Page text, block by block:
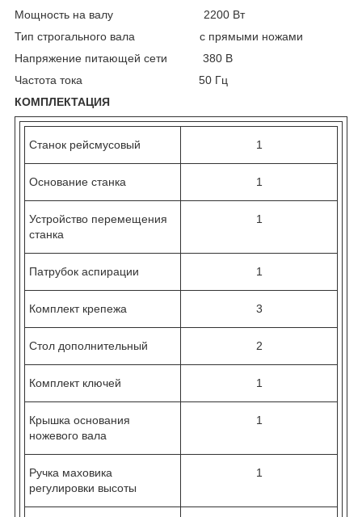
Мощность на валу 2200 Вт
Тип строгального вала с прямыми ножами
Напряжение питающей сети 380 В
Частота тока 50 Гц
КОМПЛЕКТАЦИЯ
Станок рейсмусовый 1
Основание станка 1
Устройство перемещения
станка
1
Патрубок аспирации 1
Комплект крепежа 3
Стол дополнительный 2
Комплект ключей 1
Крышка основания
ножевого вала
1
Ручка маховика
регулировки высоты
1